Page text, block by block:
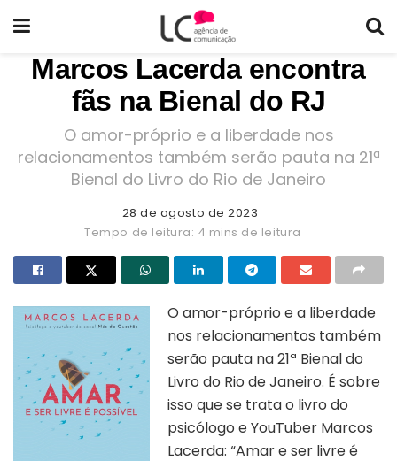
Marcos Lacerda encontra
fãs na Bienal do RJ
O amor-próprio e a liberdade nos
relacionamentos também serão pauta na 21ª
Bienal do Livro do Rio de Janeiro
28 de agosto de 2023
Tempo de leitura: 4 mins de leitura
O amor-próprio e a liberdade
nos relacionamentos também
serão pauta na 21ª Bienal do
Livro do Rio de Janeiro. É sobre
isso que se trata o livro do
psicólogo eYouTuber Marcos
Lacerda: “Amar e ser livre é